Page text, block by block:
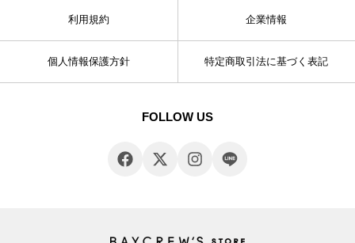
利用規約 企業情報
個人情報保護方針 特定商取引法に基づく表記
FOLLOW US